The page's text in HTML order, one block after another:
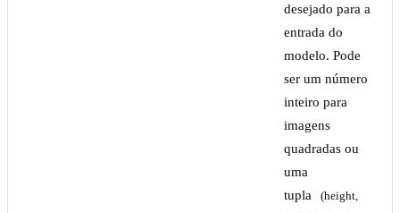
desejado para a
entrada do
modelo. Pode
ser um número
inteiro para
imagens
quadradas ou
uma
tupla
(height,